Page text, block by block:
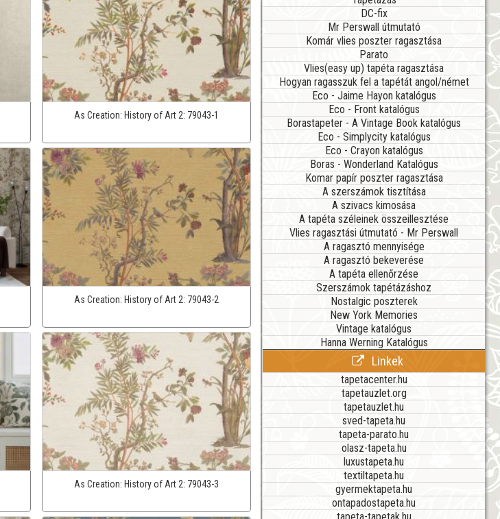
As Creation:History of Art 2: 79043-1
As Creation: History of Art 2: 79043-2
As Creation: History of Art 2: 79043-3
DC-fix
Mr Perswall útmutató
Komár vlies poszter ragasztása
Parato
Vlies(easy up) tapéta ragasztása
Hogyan ragasszuk fel a tapétát angol/német
Eco - Jaime Hayon katalógus
Eco - Front katalógus
Borastapeter - A Vintage Book katalógus
Eco - Simplycity katalógus
Eco - Crayon katalógus
Boras - Wonderland Katalógus
Komar papír poszter ragasztása
A szerszámok tisztítása
A szivacs kimosása
A tapéta széleinek összeillesztése
Vlies ragasztási útmutató - Mr Perswall
A ragasztó mennyisége
A ragasztó bekeverése
A tapéta ellenőrzése
Szerszámok tapétázáshoz
Nostalgic poszterek
New York Memories
Vintage katalógus
Hanna Werning Katalógus
Linkek
tapetacenter.hu
tapetauzlet.org
tapetauzlet.hu
sved-tapeta.hu
tapeta-parato.hu
olasz-tapeta.hu
luxustapeta.hu
textiltapeta.hu
gyermektapeta.hu
ontapadostapeta.hu
tapeta-tapetak.hu